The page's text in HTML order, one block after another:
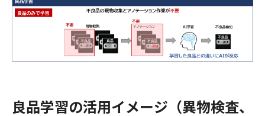
良品学習の活用イメージ（異物検査、